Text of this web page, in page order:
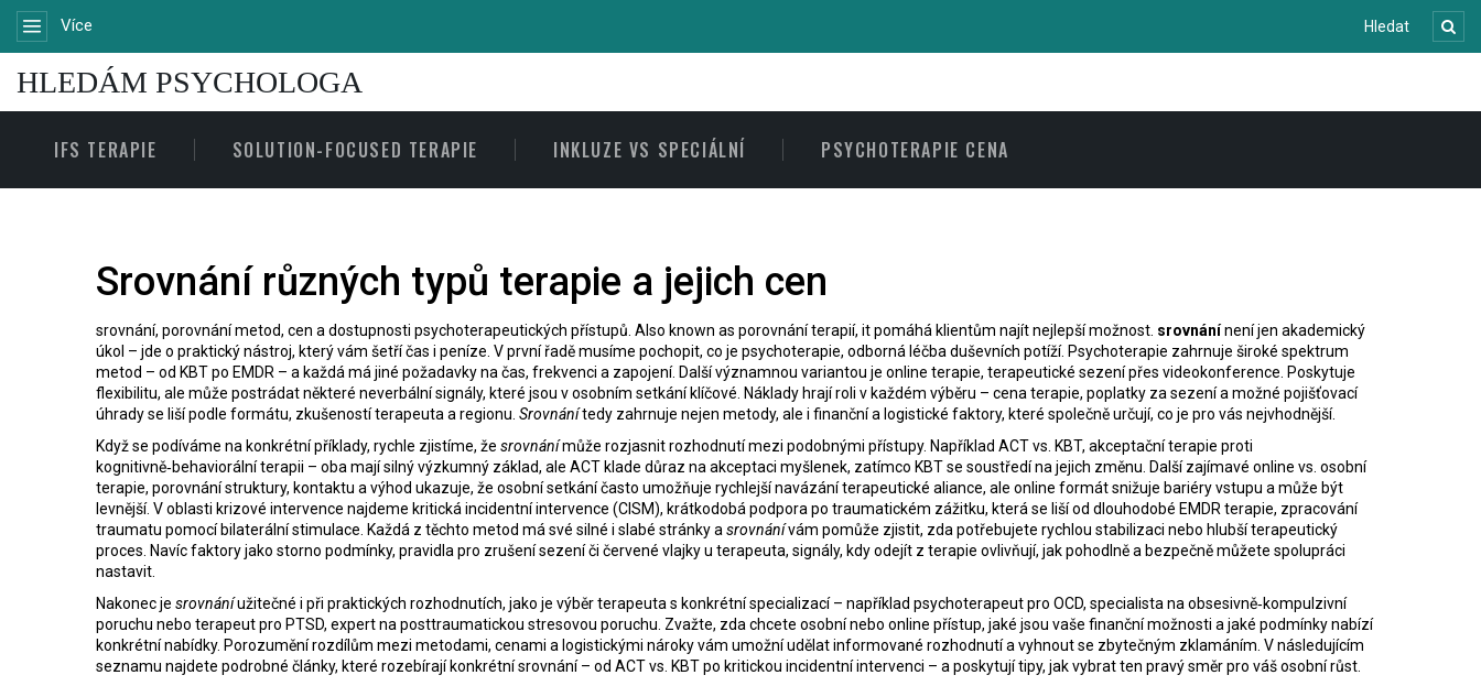
Více
HLEDÁM PSYCHOLOGA
IFS TERAPIE SOLUTION-FOCUSED TERAPIE INKLUZE VS SPECIÁLNÍ PSYCHOTERAPIE CENA
Srovnání různých typů terapie a jejich cen
srovnání, porovnání metod, cen a dostupnosti psychoterapeutických přístupů . Also known as porovnání terapií, it pomáhá klientům najít nejlepší možnost. srovnánínení jen akademický
úkol – jde o praktický nástroj, který vám šetří čas i peníze. V první řadě musíme pochopit, co je psychoterapie, odborná léčba duševních potíží. Psychoterapie zahrnuje široké spektrum
metod – od KBT po EMDR – a každá má jiné požadavky na čas, frekvenci a zapojení. Další významnou variantou je online terapie, terapeutické sezení přes videokonference . Poskytuje
flexibilitu, ale může postrádat některé neverbální signály, které jsou v osobním setkání klíčové. Náklady hrají roli v každém výběru – cena terapie, poplatky za sezení a možné pojišťovací
úhradyse liší podle formátu, zkušeností terapeuta a regionu. Srovnánítedy zahrnuje nejen metody, ale i finanční a logistické faktory, které společně určují, co je pro vás nejvhodnější.
Když se podíváme na konkrétní příklady, rychle zjistíme, že srovnánímůže rozjasnit rozhodnutí mezi podobnými přístupy. Například ACT vs. KBT, akceptační terapie proti
kognitivně‑behaviorální terapii – oba mají silný výzkumný základ, ale ACT klade důraz na akceptaci myšlenek, zatímco KBT se soustředí na jejich změnu. Další zajímavé online vs. osobní
terapie, porovnání struktury, kontaktu a výhod ukazuje, že osobní setkání často umožňuje rychlejší navázání terapeutické aliance, ale online formát snižuje bariéry vstupu a může být
levnější. V oblasti krizové intervence najdeme kritická incidentní intervence (CISM), krátkodobá podpora po traumatickém zážitku, která se liší od dlouhodobé EMDR terapie, zpracování
traumatu pomocí bilaterální stimulace . Každá z těchto metod má své silné i slabé stránky a srovnánívám pomůže zjistit, zda potřebujete rychlou stabilizaci nebo hlubší terapeutický
proces. Navíc faktory jako storno podmínky, pravidla pro zrušení sezeníči červené vlajky u terapeuta, signály, kdy odejít z terapie ovlivňují, jak pohodlně a bezpečně můžete spolupráci
nastavit.
Nakonec je srovnáníužitečné i při praktických rozhodnutích, jako je výběr terapeuta s konkrétní specializací – například psychoterapeut pro OCD, specialista na obsesivně‑kompulzivní
poruchu nebo terapeut pro PTSD, expert na posttraumatickou stresovou poruchu . Zvažte, zda chcete osobní nebo online přístup, jaké jsou vaše finanční možnosti a jaké podmínky nabízí
konkrétní nabídky. Porozumění rozdílům mezi metodami, cenami a logistickými nároky vám umožní udělat informované rozhodnutí a vyhnout se zbytečným zklamáním. V následujícím
seznamu najdete podrobné články, které rozebírají konkrétní srovnání – od ACT vs. KBT po kritickou incidentní intervenci – a poskytují tipy, jak vybrat ten pravý směr pro váš osobní růst.